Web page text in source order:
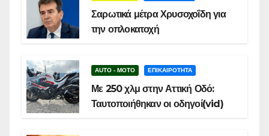
Σαρωτικά μέτρα Χρυσοχοΐδη για
την οπλοκατοχή
AUTO - MOTO ΕΠΙΚΑΙΡΟΤΗΤΑ
Με 250 χλμ στην Αττική Οδό:
Ταυτοποιήθηκαν οι οδηγοί(vid)